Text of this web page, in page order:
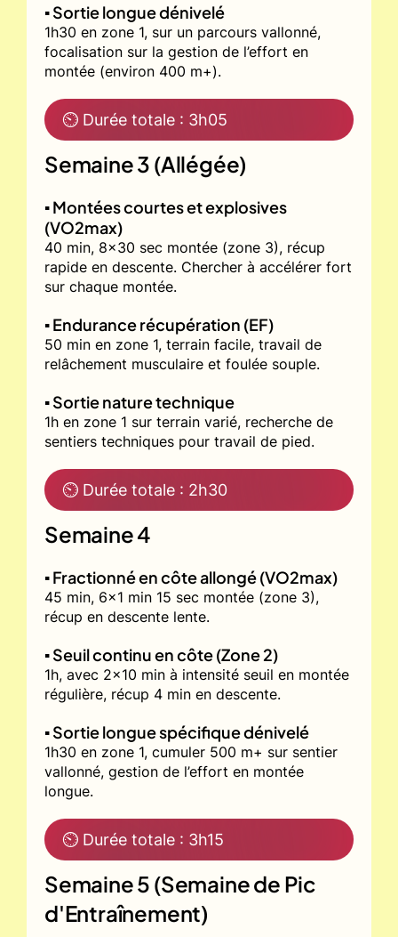
▪️ Sortie longue dénivelé
1h30 en zone 1, sur un parcours vallonné,
focalisation sur la gestion de l’effort en
montée (environ 400 m+).
⏲ Durée totale : 3h05
Semaine 3 (Allégée)
▪️ Montées courtes et explosives
(VO2max)
40 min, 8x30 sec montée (zone 3), récup
rapide en descente. Chercher à accélérer fort
sur chaque montée.
▪️ Endurance récupération (EF)
50 min en zone 1, terrain facile, travail de
relâchement musculaire et foulée souple.
▪️ Sortie nature technique
1h en zone 1 sur terrain varié, recherche de
sentiers techniques pour travail de pied.
⏲ Durée totale : 2h30
Semaine 4
▪️ Fractionné en côte allongé (VO2max)
45 min, 6x1 min 15 sec montée (zone 3),
récup en descente lente.
▪️ Seuil continu en côte (Zone 2)
1h, avec 2x10 min à intensité seuil en montée
régulière, récup 4 min en descente.
▪️ Sortie longue spécifique dénivelé
1h30 en zone 1, cumuler 500 m+ sur sentier
vallonné, gestion de l’effort en montée
longue.
⏲ Durée totale : 3h15
Semaine 5 (Semaine de Pic
d'Entraînement)